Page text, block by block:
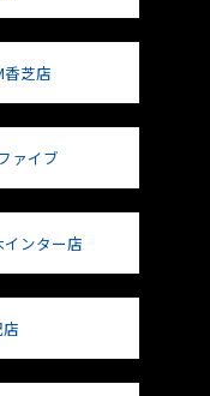
香芝店
ァイブ
インター店